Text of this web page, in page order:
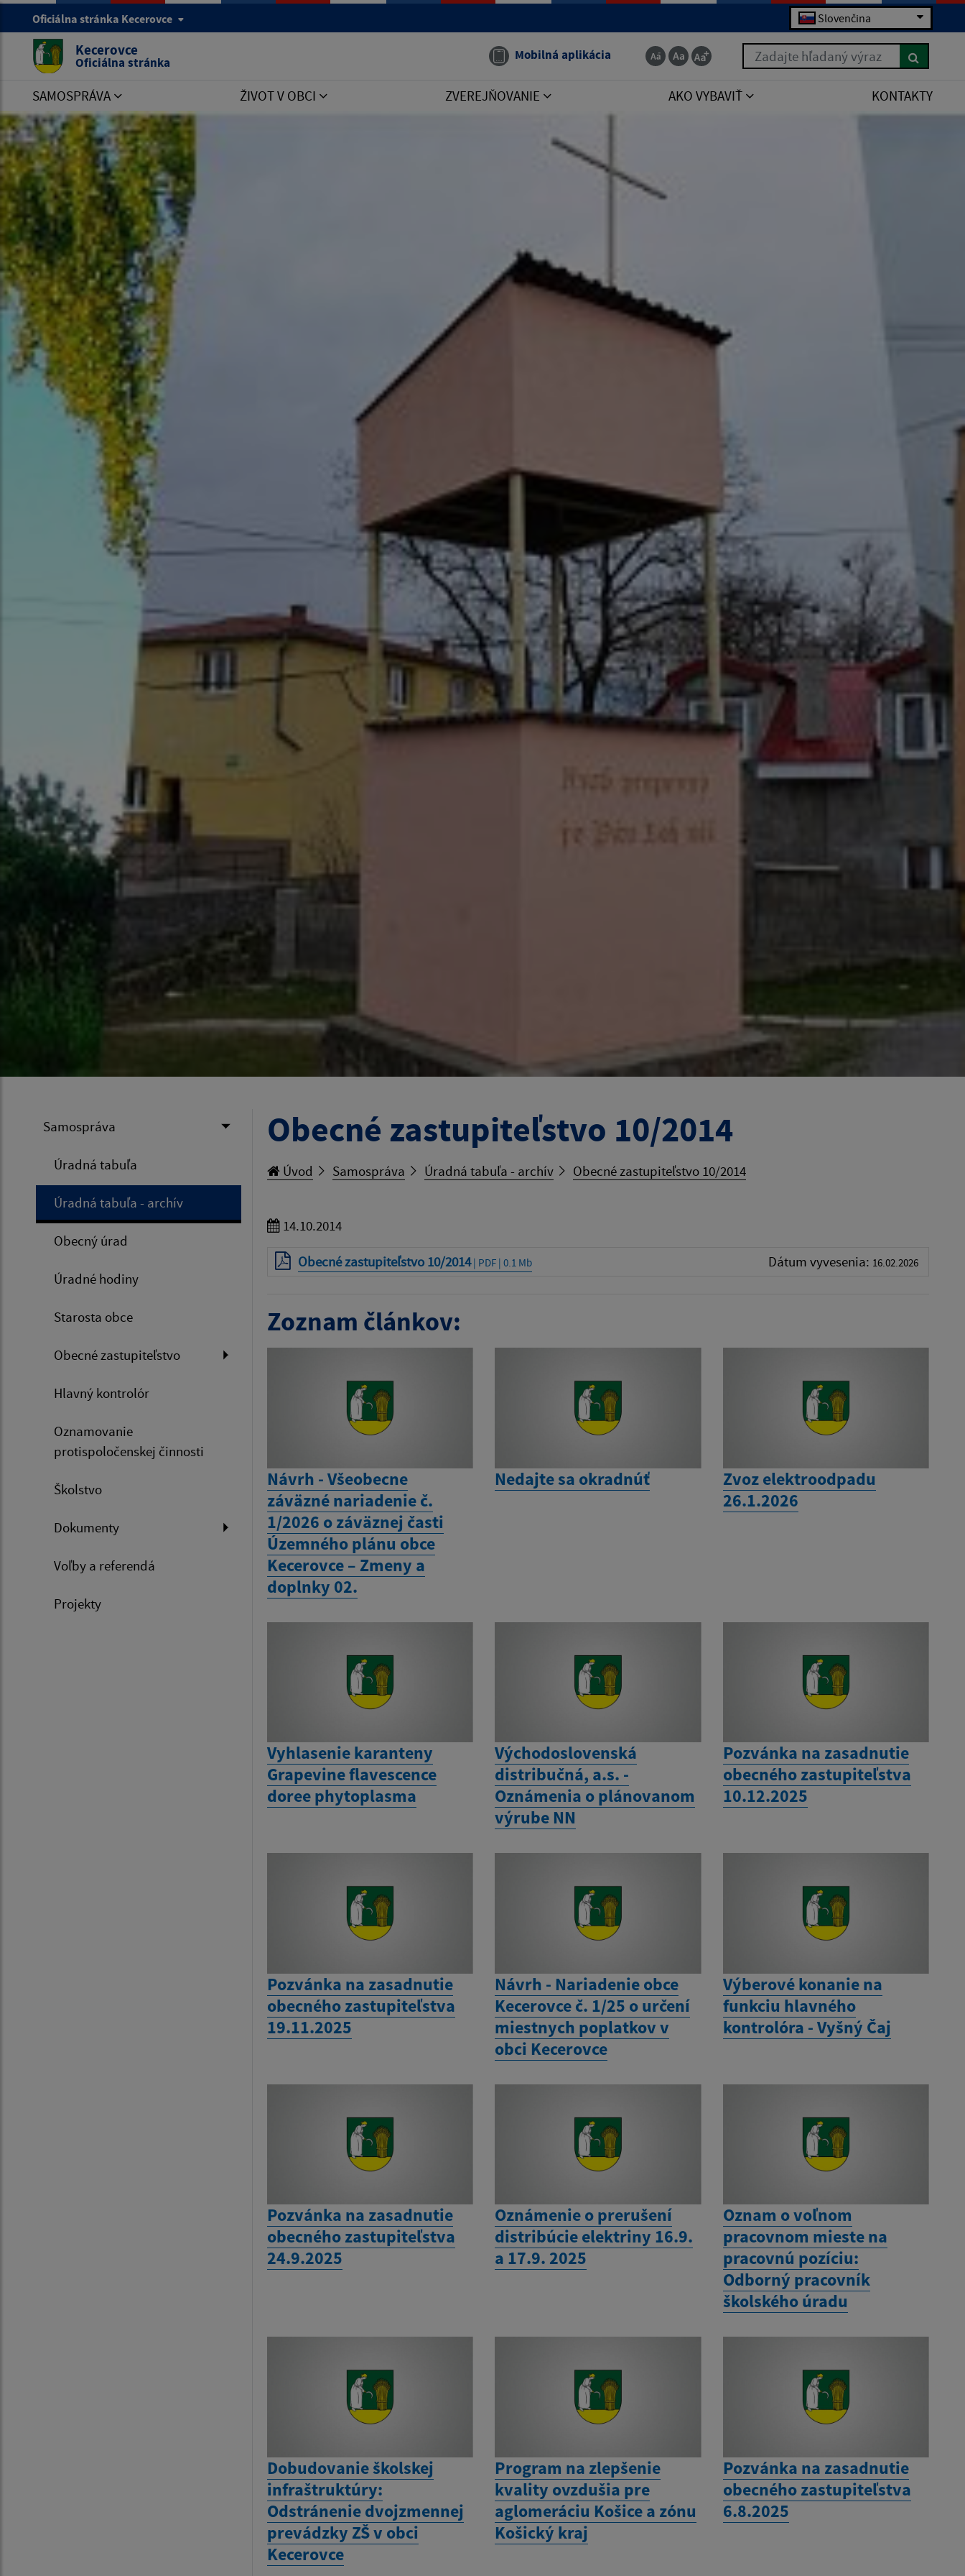
Oficiálna stránka Kecerovce Slovenčina
Kecerovce
Oficiálna stránka Mobilná aplikácia Zadajte hľadaný výraz
SAMOSPRÁVA ŽIVOT V OBCI ZVEREJŇOVANIE AKO VYBAVIŤ KONTAKTY
Samospráva
Úradná tabuľa
Úradná tabuľa - archív
Obecný úrad
Úradné hodiny
Starosta obce
Obecné zastupiteľstvo
Hlavný kontrolór
Oznamovanie
protispoločenskej činnosti
Školstvo
Dokumenty
Voľby a referendá
Projekty
Obecné zastupiteľstvo 10/2014
Úvod Samospráva Úradná tabuľa - archív Obecné zastupiteľstvo 10/2014
14.10.2014
Obecné zastupiteľstvo 10/2014| PDF | 0.1 Mb Dátum vyvesenia: 16.02.2026
Zoznam článkov:
Návrh - Všeobecne
záväzné nariadenie č.
1/2026 o záväznej časti
Územného plánu obce
Kecerovce – Zmeny a
doplnky 02.
Nedajte sa okradnúť
Zvoz elektroodpadu
26.1.2026
Vyhlasenie karanteny
Grapevine flavescence
doree phytoplasma
Východoslovenská
distribučná, a.s. -
Oznámenia o plánovanom
výrube NN
Pozvánka na zasadnutie
obecného zastupiteľstva
10.12.2025
Pozvánka na zasadnutie
obecného zastupiteľstva
19.11.2025
Návrh - Nariadenie obce
Kecerovce č. 1/25 o určení
miestnych poplatkov v
obci Kecerovce
Výberové konanie na
funkciu hlavného
kontrolóra - Vyšný Čaj
Pozvánka na zasadnutie
obecného zastupiteľstva
24.9.2025
Oznámenie o prerušení
distribúcie elektriny 16.9.
a 17.9. 2025
Oznam o voľnom
pracovnom mieste na
pracovnú pozíciu:
Odborný pracovník
školského úradu
Dobudovanie školskej
infraštruktúry:
Odstránenie dvojzmennej
prevádzky ZŠ v obci
Kecerovce
Program na zlepšenie
kvality ovzdušia pre
aglomeráciu Košice a zónu
Košický kraj
Pozvánka na zasadnutie
obecného zastupiteľstva
6.8.2025